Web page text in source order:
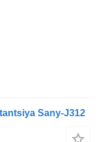
Sany-J312